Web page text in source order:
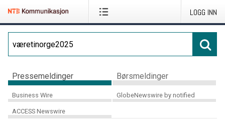
LOGG INN
Pressemeldinger Børsmeldinger
Business Wire GlobeNewswire by notified
ACCESS Newswire